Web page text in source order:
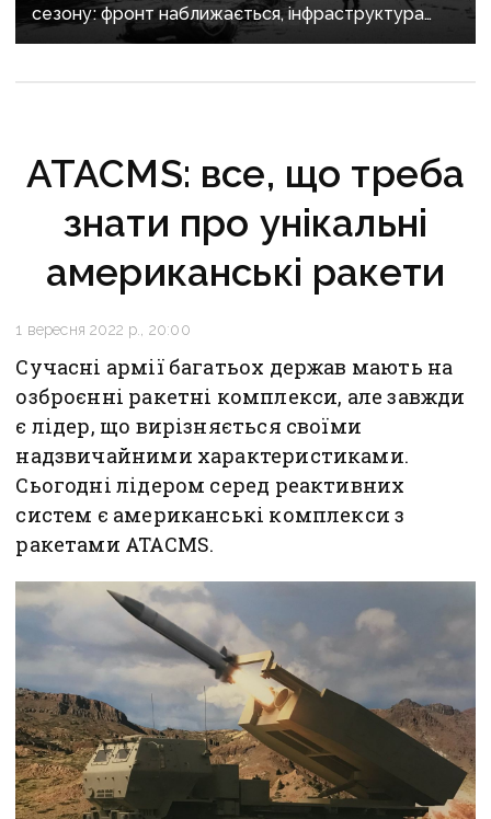
сезону: фронт наближається, інфраструктура
критично зруйнована
ATACMS: все, що треба
знати про унікальні
американські ракети
1 вересня 2022 р., 20:00
Сучасні армії багатьох держав мають на
озброєнні ракетні комплекси, але завжди
є лідер, що вирізняється своїми
надзвичайними характеристиками.
Сьогодні лідером серед реактивних
систем є американські комплекси з
ракетами ATACMS.